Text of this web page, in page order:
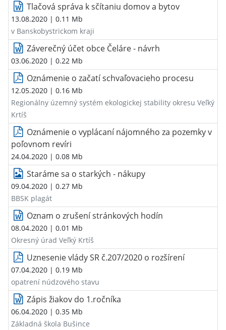
Tlačová správa k sčítaniu domov a bytov
13.08.2020 | 0.11 Mb
v Banskobystrickom kraji
Záverečný účet obce Čeláre - návrh
03.06.2020 | 0.22 Mb
Oznámenie o začatí schvaľovacieho procesu
12.05.2020 | 0.16 Mb
Regionálny územný systém ekologickej stability okresu Veľký
Krtíš
Oznámenie o vyplácaní nájomného za pozemky v
poľovnom revíri
24.04.2020 | 0.08 Mb
Staráme sa o starkých - nákupy
09.04.2020 | 0.27 Mb
BBSK plagát
Oznam o zrušení stránkových hodín
08.04.2020 | 0.01 Mb
Okresný úrad Veľký Krtíš
Uznesenie vlády SR č.207/2020 o rozšírení
07.04.2020 | 0.19 Mb
opatrení núdzového stavu
Zápis žiakov do 1.ročníka
06.04.2020 | 0.35 Mb
Základná škola Bušince